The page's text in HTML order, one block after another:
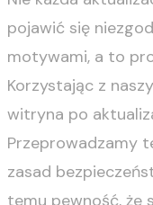
pojawić się
motywami, a to
Korzystając z
witryna po
Przeprowadzamy
zasad